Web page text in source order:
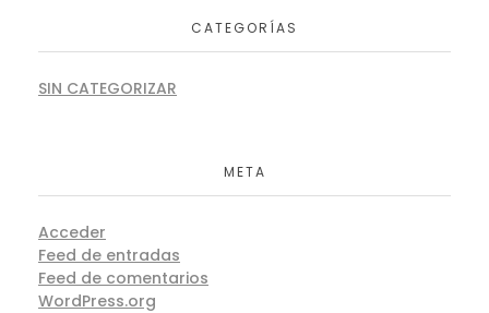
CATEGORÍAS
SIN CATEGORIZAR
META
Acceder
Feed de entradas
Feed de comentarios
WordPress.org